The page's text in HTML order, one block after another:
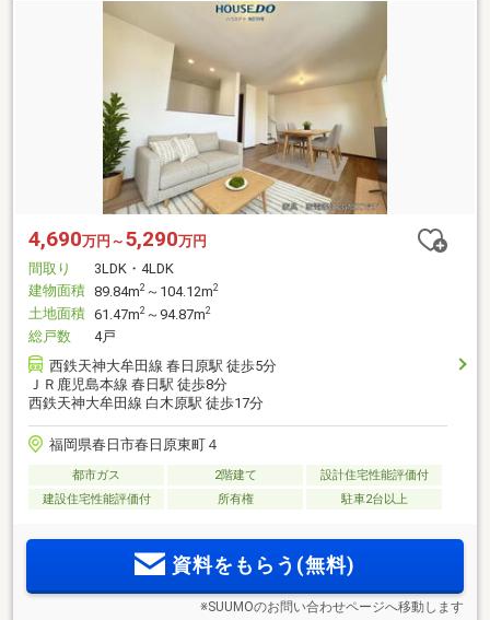
4,690万円～ 5,290万円
間取り
3LDK・4LDK
建物面積 89.84m2 ～104.12m2
土地面積 61.47m2 ～94.87m2
総戸数
4戸
西鉄天神大牟田線 春日原駅 徒歩5分
ＪＲ鹿児島本線 春日駅 徒歩8分
西鉄天神大牟田線 白木原駅 徒歩17分
福岡県春日市春日原東町４
都市ガス 2階建て
設計住宅性能評価付
建設住宅性能評価付
所有権 駐車2台以上
資料をもらう(無料)
※SUUMOのお問い合わせページへ移動します